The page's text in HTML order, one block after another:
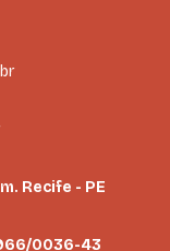
Recife - PE
0036-43